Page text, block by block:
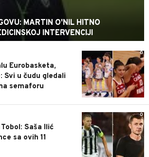
MARTIN O'NIL HITNO
INTERVENCIJI
0
Eurobasketa,
Svi u čudu gledali
semaforu
0
Saša Ilić
sa ovih 11